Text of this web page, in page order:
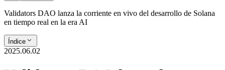
Validators DAO lanza la corriente en vivo del desarrollo de Solana
en tiempo real en la era AI
Índice
2025.06.02